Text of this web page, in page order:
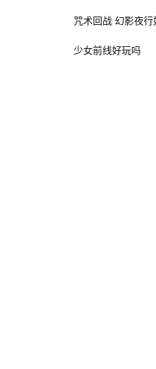
咒术回战 幻影夜行
少女前线好玩吗